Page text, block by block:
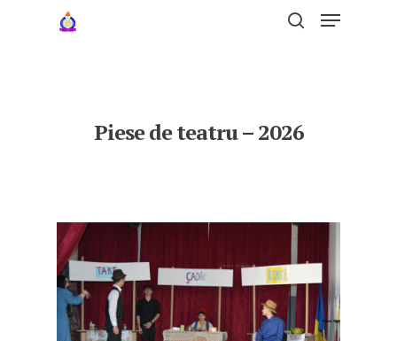
Piese de teatru – 2026